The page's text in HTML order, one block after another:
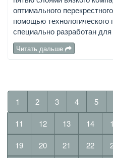
оптимального
помощью
специально разработан
Читать дальше
1 2 3 4 5
11 12 13 14
19 20 21 22